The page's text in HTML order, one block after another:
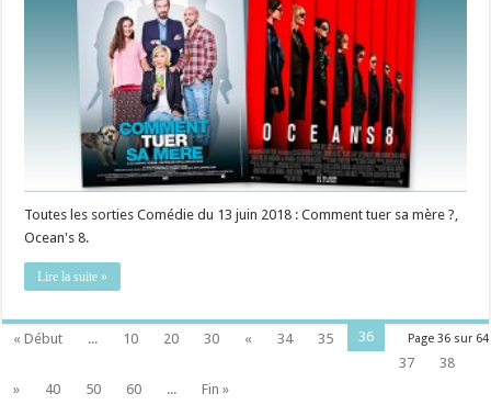
Toutes les sorties Comédie du 13 juin 2018 : Comment tuer sa mère ?,
Ocean's 8.
Lire la suite »
Page 36 sur 64
« Début ... 10 20 30 « 34 35
36
37
38
»
40 50 60 ... Fin »